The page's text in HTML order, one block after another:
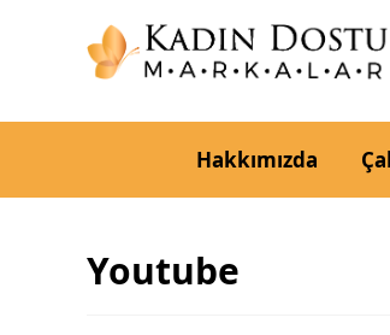
Hakkımızda
Youtube